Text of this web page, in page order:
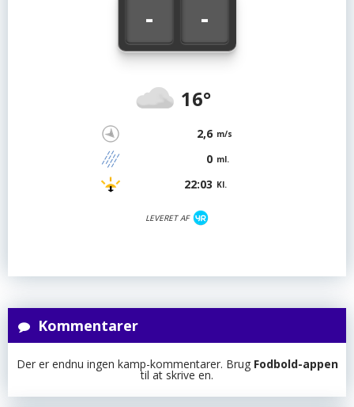
- -
16°
2,6 m/s
0 ml.
22:03 Kl.
LEVERET AF
Kommentarer
Der er endnu ingen kamp-kommentarer. Brug Fodbold-appen
til at skrive en.